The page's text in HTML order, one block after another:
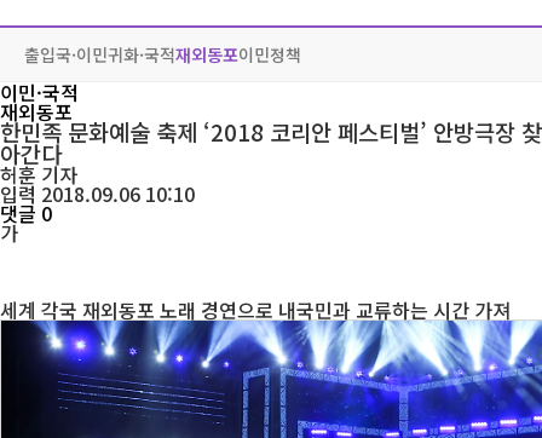
출입국·이민귀화·국적재외동포이민정책
이민·국적
재외동포
한민족 문화예술 축제 ‘2018 코리안 페스티벌’ 안방극장 찾
아간다
허훈기자
입력 2018.09.06 10:10
댓글 0
가
세계 각국 재외동포 노래 경연으로 내국민과 교류하는 시간 가져